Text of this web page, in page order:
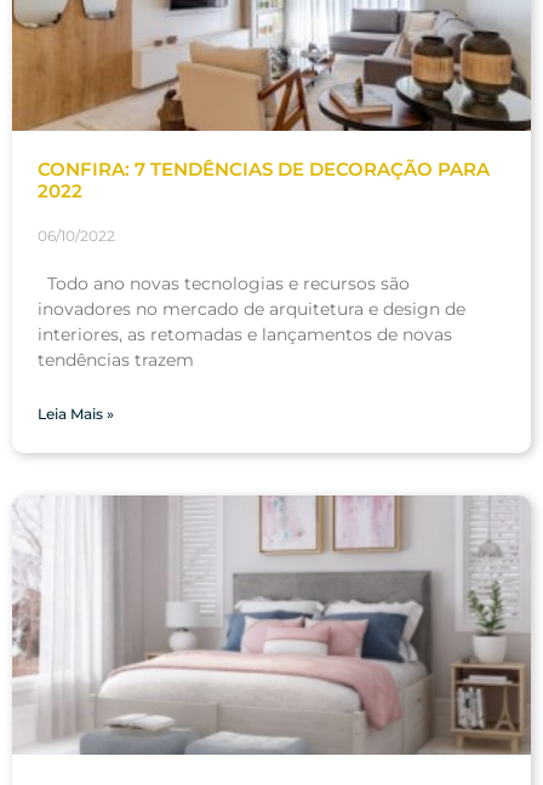
CONFIRA: 7 TENDÊNCIAS DE DECORAÇÃO PARA
2022
06/10/2022
Todo ano novas tecnologias e recursos são
inovadores no mercado de arquitetura e design de
interiores, as retomadas e lançamentos de novas
tendências trazem
Leia Mais »